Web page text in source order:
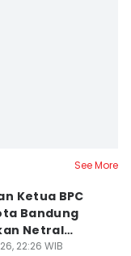
See More
Ketua BPC
Bandung
Netral
22:26 WIB